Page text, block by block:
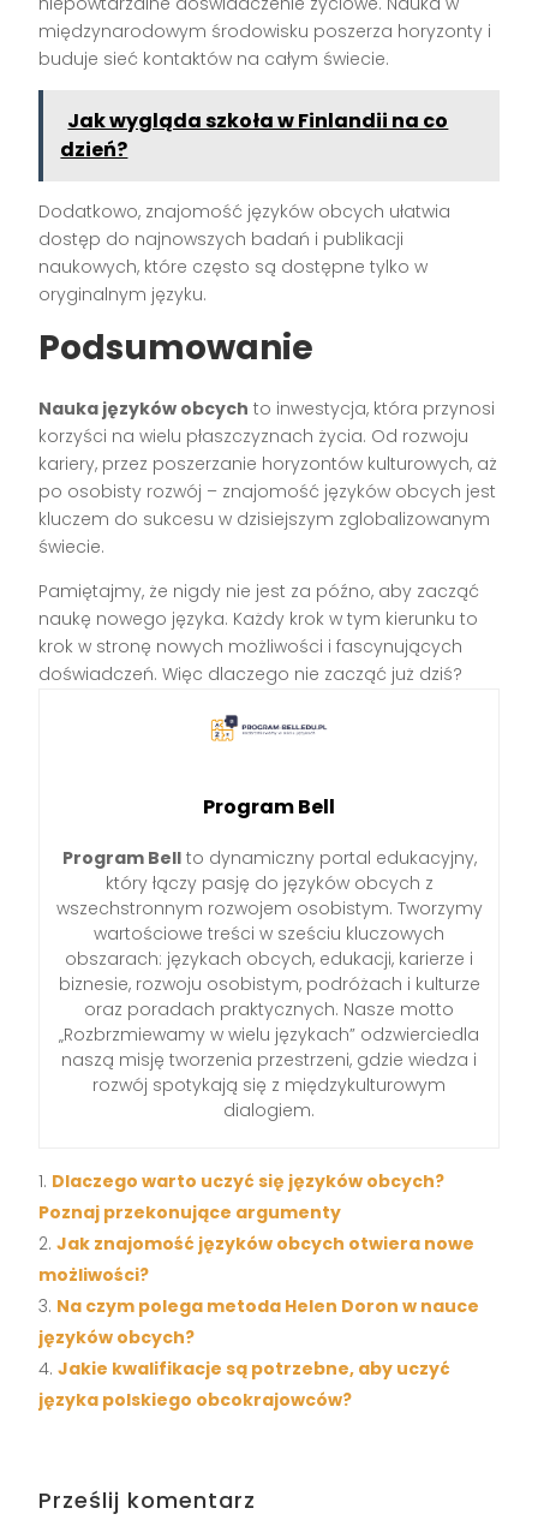
międzynarodowym środowisku poszerza horyzonty i
buduje sieć kontaktów na całym świecie.
Jak wygląda szkoła w Finlandii na co
dzień?
Dodatkowo, znajomość języków obcych ułatwia
dostęp do najnowszych badań i publikacji
naukowych, które często są dostępne tylko w
oryginalnym języku.
Podsumowanie
Nauka języków obcych to inwestycja, która przynosi
korzyści na wielu płaszczyznach życia. Od rozwoju
kariery, przez poszerzanie horyzontów kulturowych, aż
po osobisty rozwój – znajomość języków obcych jest
kluczem do sukcesu w dzisiejszym zglobalizowanym
świecie.
Pamiętajmy, że nigdy nie jest za późno, aby zacząć
naukę nowego języka. Każdy krok w tym kierunku to
krok w stronę nowych możliwości i fascynujących
doświadczeń. Więc dlaczego nie zacząć już dziś?
Program Bell
Program Bellto dynamiczny portal edukacyjny,
który łączy pasję do języków obcych z
wszechstronnym rozwojem osobistym. Tworzymy
wartościowe treści w sześciu kluczowych
obszarach: językach obcych, edukacji, karierze i
biznesie, rozwoju osobistym, podróżach i kulturze
oraz poradach praktycznych. Nasze motto
„Rozbrzmiewamy w wielu językach” odzwierciedla
naszą misję tworzenia przestrzeni, gdzie wiedza i
rozwój spotykają się z międzykulturowym
dialogiem.
Dlaczego warto uczyć się języków obcych?
Poznaj przekonujące argumenty
Jak znajomość języków obcych otwiera nowe
możliwości?
Na czym polega metoda Helen Doron w nauce
języków obcych?
Jakie kwalifikacje są potrzebne, aby uczyć
języka polskiego obcokrajowców?
Prześlij komentarz